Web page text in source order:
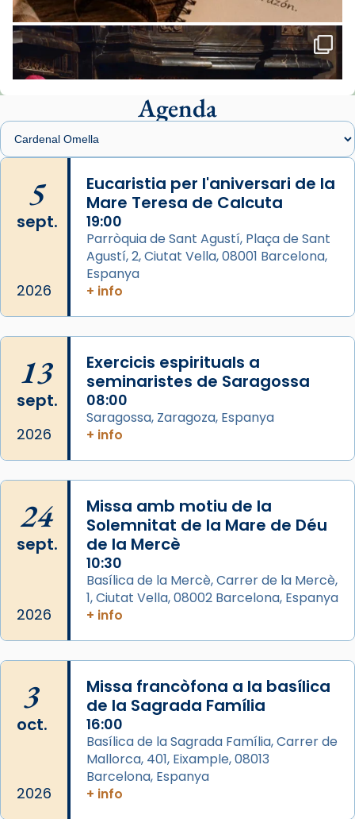
📸 Dr. G. Simón
Foto
View on Facebook Share
Arquebisbat de Barcelona
1 week ago
Memòria de les santes Juliana i
Semproniana, verges i màrtirs.
Acompanyant la història de sant Cugat, a
partir de l’Edat Mitjana sorgeix la tradició
que les santes Juliana (“relatiu a Júlia”) i
Semproniana (“relatiu a Semprònia =
eterna”) són deixebles seves. I l’any 1667, el
frare Joan Gaspar Roig, afirma en una obra
que les santes són filles de l’antiga Iluro.
Mataró en reivindicarà les relíq
...Ver más
Foto
View on Facebook
Arquebisbat de Barcelona
Jaume, fill de Zebedeu, és juntament amb el
seu germà Joan i Pere un dels que
acompanyava més de prop Jesús.
Segons el llibre dels Fets (12,2) fou el primer
apòstol màrtir, decapitat a Jerusalem per
Herodes Agripa (vers l'any 44).
Regnes castellans i més tard de tota
Espanya.
El seu sepulcre a Compostela fou un g
View on Facebook ·
Agenda
5
sept.
2026
Eucaristia per l'aniversari de la
Mare Teresa de Calcuta
19:00
Parròquia de Sant Agustí, Plaça de Sant
Agustí, 2, Ciutat Vella, 08001 Barcelona,
Espanya
+ info
13
sept.
2026
Exercicis espirituals a
seminaristes de Saragossa
08:00
Saragossa, Zaragoza, Espanya
+ info
24
sept.
2026
Missa amb motiu de la
Solemnitat de la Mare de Déu
de la Mercè
10:30
Basílica de la Mercè, Carrer de la Mercè,
1, Ciutat Vella, 08002 Barcelona, Espanya
+ info
3
oct.
2026
Missa francòfona a la basílica
de la Sagrada Família
16:00
Basílica de la Sagrada Família, Carrer de
Mallorca, 401, Eixample, 08013
Barcelona, Espanya
+ info